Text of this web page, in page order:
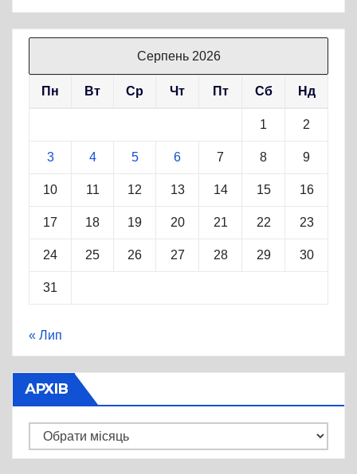
Серпень 2026
Пн Вт Ср Чт Пт Сб Нд
1 2
3 4 5 6 7 8 9
10 11 12 13 14 15 16
17 18 19 20 21 22 23
24 25 26 27 28 29 30
31
« Лип
АРХІВ
Архів